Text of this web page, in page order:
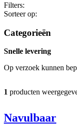
Filters:
Sorteer op:
Categorieën
Snelle levering
Op verzoek kunnen
1 producten
Navulbaar